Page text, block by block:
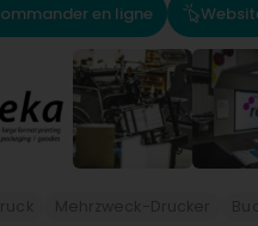
en ligne